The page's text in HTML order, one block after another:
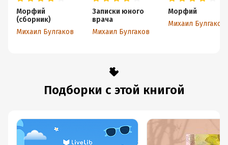
Морфий
(сборник)
Михаил Булгаков
Записки юного
врача
Михаил Булгаков
Морфий
Михаил Булгаков
Подборки с этой книгой